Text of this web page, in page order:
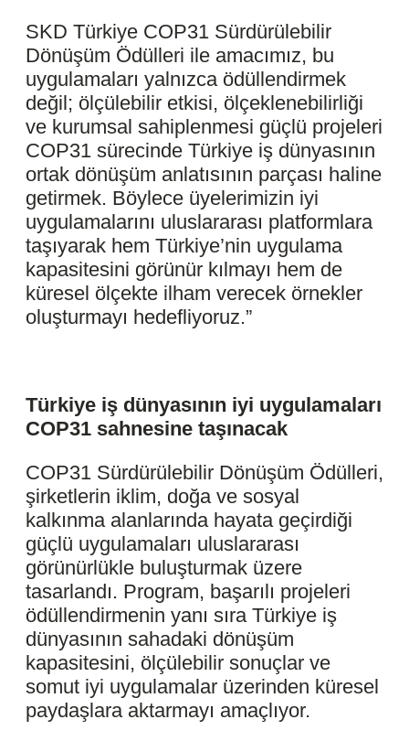
SKD Türkiye COP31 Sürdürülebilir
Dönüşüm Ödülleri ile amacımız, bu
uygulamaları yalnızca ödüllendirmek
değil; ölçülebilir etkisi, ölçeklenebilirliği
ve kurumsal sahiplenmesi güçlü projeleri
COP31 sürecinde Türkiye iş dünyasının
ortak dönüşüm anlatısının parçası haline
getirmek. Böylece üyelerimizin iyi
uygulamalarını uluslararası platformlara
taşıyarak hem Türkiye’nin uygulama
kapasitesini görünür kılmayı hem de
küresel ölçekte ilham verecek örnekler
oluşturmayı hedefliyoruz.”
Türkiye iş dünyasının iyi uygulamaları
COP31 sahnesine taşınacak
COP31 Sürdürülebilir Dönüşüm Ödülleri,
şirketlerin iklim, doğa ve sosyal
kalkınma alanlarında hayata geçirdiği
güçlü uygulamaları uluslararası
görünürlükle buluşturmak üzere
tasarlandı. Program, başarılı projeleri
ödüllendirmenin yanı sıra Türkiye iş
dünyasının sahadaki dönüşüm
kapasitesini, ölçülebilir sonuçlar ve
somut iyi uygulamalar üzerinden küresel
paydaşlara aktarmayı amaçlıyor.